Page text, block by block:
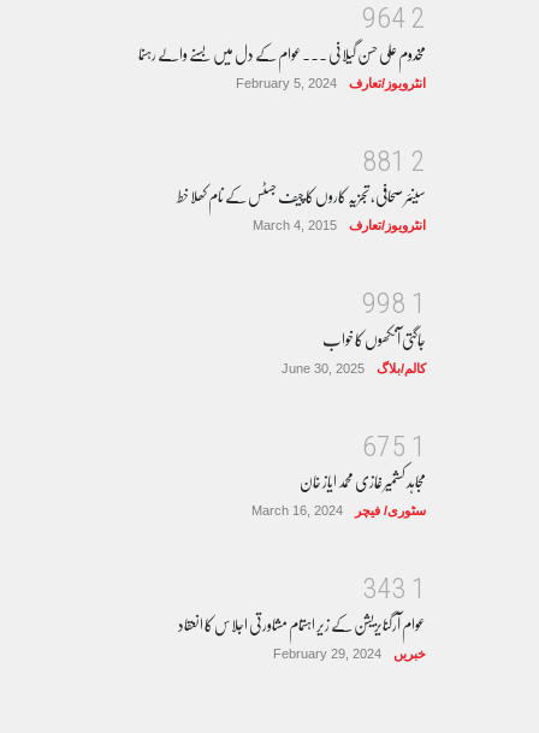
2
4
6
9
مخدوم علی حسن گیلانی ۔۔۔عوام کے دل میں بسنے والے رہنما
انٹرویوز/تعارف February 5, 2024
2
1
8
8
سینئر صحافی، تجزیہ کاروں کا چیف جسٹس کے نام کھلا خط
انٹرویوز/تعارف March 4, 2015
1
8
9
9
جاگتی آنکھوں کا خواب
کالم/بلاگ June 30, 2025
1
5
7
6
مجاہد کشمیر غازی محمد ایاز خان
سٹوری/ فیچر March 16, 2024
1
3
4
3
عوام آرگنایزیشن کے زیر اہتمام مشاورتی اجلاس کا انعقاد
خبریں February 29, 2024